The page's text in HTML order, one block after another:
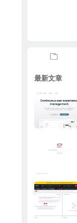
最新文章